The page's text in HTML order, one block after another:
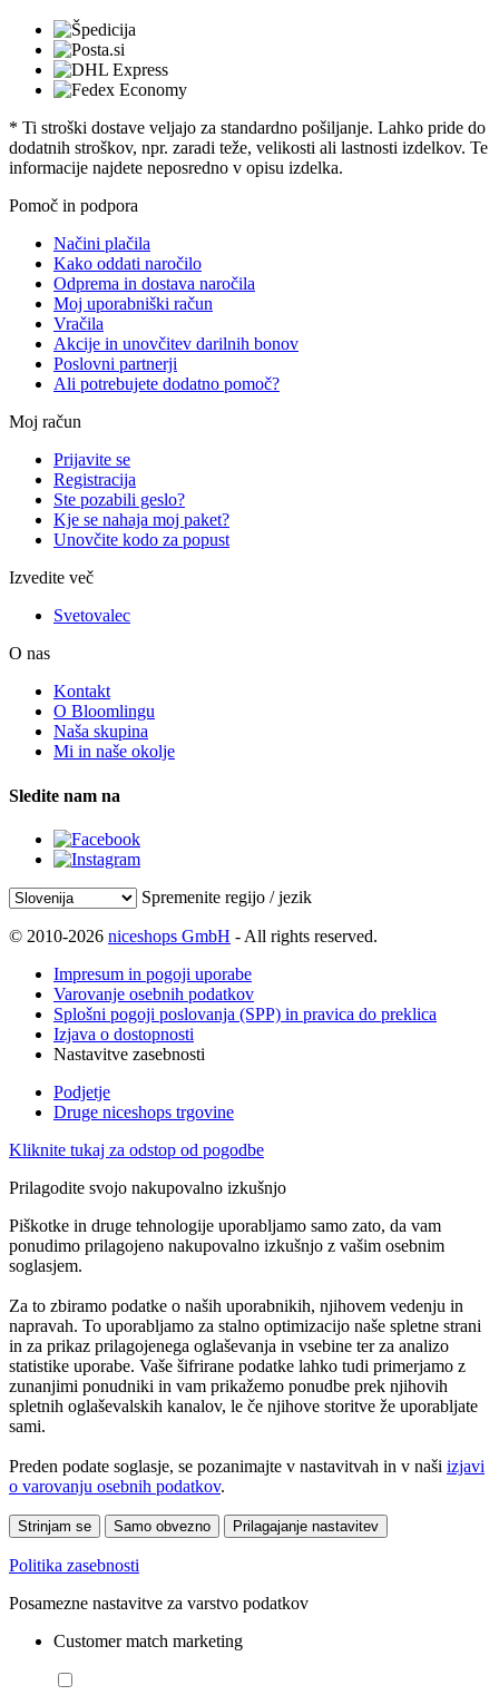
* Ti stroški dostave veljajo za standardno pošiljanje. Lahko pride do
dodatnih stroškov, npr. zaradi teže, velikosti ali lastnosti izdelkov. Te
informacije najdete neposredno v opisu izdelka.
Pomoč in podpora
Načini plačila
Kako oddati naročilo
Odprema in dostava naročila
Moj uporabniški račun
Vračila
Akcije in unovčitev darilnih bonov
Poslovni partnerji
Ali potrebujete dodatno pomoč?
Moj račun
Prijavite se
Registracija
Ste pozabili geslo?
Kje se nahaja moj paket?
Unovčite kodo za popust
Izvedite več
Svetovalec
O nas
Kontakt
O Bloomlingu
Naša skupina
Mi in naše okolje
Sledite nam na
Spremenite regijo / jezik
© 2010-2026 niceshops GmbH - All rights reserved.
Impresum in pogoji uporabe
Varovanje osebnih podatkov
Splošni pogoji poslovanja (SPP) in pravica do preklica
Izjava o dostopnosti
Nastavitve zasebnosti
Podjetje
Druge niceshops trgovine
Kliknite tukaj za odstop od pogodbe
Prilagodite svojo nakupovalno izkušnjo
Piškotke in druge tehnologije uporabljamo samo zato, da vam
ponudimo prilagojeno nakupovalno izkušnjo z vašim osebnim
soglasjem.
Za to zbiramo podatke o naših uporabnikih, njihovem vedenju in
napravah. To uporabljamo za stalno optimizacijo naše spletne strani
in za prikaz prilagojenega oglaševanja in vsebine ter za analizo
statistike uporabe. Vaše šifrirane podatke lahko tudi primerjamo z
zunanjimi ponudniki in vam prikažemo ponudbe prek njihovih
spletnih oglaševalskih kanalov, le če njihove storitve že uporabljate
sami.
Preden podate soglasje, se pozanimajte v nastavitvah in v naši izjavi
o varovanju osebnih podatkov.
Strinjam se Samo obvezno Prilagajanje nastavitev
Politika zasebnosti
Posamezne nastavitve za varstvo podatkov
Customer match marketing